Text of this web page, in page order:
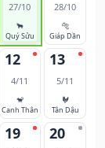
27/10
🐂
Quý Sửu
28/10
🐅
Giáp Dần
12
4/11
🐒
Canh Thân
13
5/11
🐓
Tân Dậu
19 20